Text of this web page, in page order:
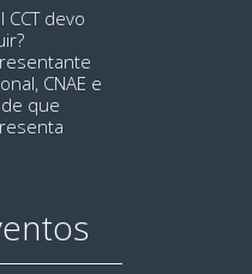
CCT devo
CNAE e
que